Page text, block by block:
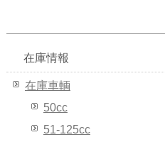
在庫情報
在庫車輌
50cc
51-125cc